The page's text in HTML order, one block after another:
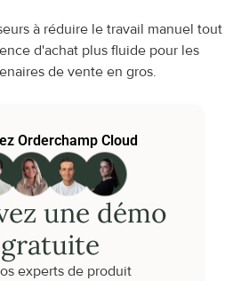
à réduire le travail manuel tout
d'achat plus fluide pour les
de vente en gros.
Orderchamp Cloud
une démo
gratuite
experts de produit